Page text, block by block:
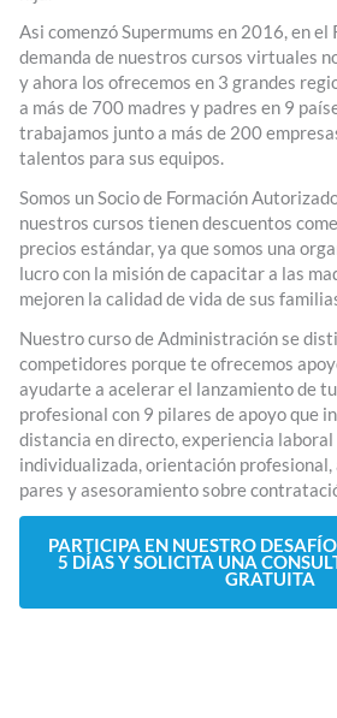
Asi comenzó Supermums en 2016, en el
demanda de nuestros cursos virtuales
y ahora los ofrecemos en 3 grandes
a más de 700 madres y padres en 9
trabajamos junto a más de 200
talentos para sus equipos.
Somos un Socio de Formación
nuestros cursos tienen descuentos
precios estándar, ya que somos una
lucro con la misión de capacitar a las
mejoren la calidad de vida de sus
Nuestro curso de Administración se
competidores porque te ofrecemos
ayudarte a acelerar el lanzamiento de
profesional con 9 pilares de apoyo que
distancia en directo, experiencia
individualizada, orientación profesional,
pares y asesoramiento sobre
PARTICIPA EN NUESTRO
5 DÍAS Y SOLICITA UNA
GRATUITA